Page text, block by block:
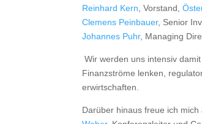
Reinhard Kern , Vorstand,
Clemens Peinbauer, Senior
Johannes Puhr, Managing
Wir werden uns intensiv
Finanzströme lenken,
erwirtschaften.
Darüber hinaus freue ich